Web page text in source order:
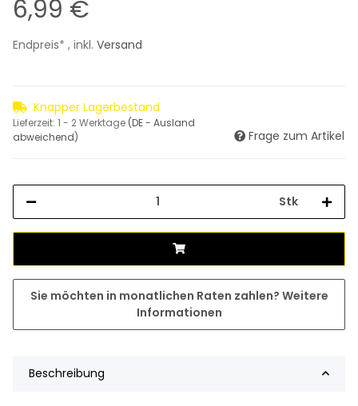
6,99 €
Endpreis* , inkl. Versand
Knapper Lagerbestand
Lieferzeit: 1 - 2 Werktage (DE - Ausland
abweichend)
Frage zum Artikel
Stk
Sie möchten in monatlichen Raten zahlen? Weitere
Informationen
Beschreibung